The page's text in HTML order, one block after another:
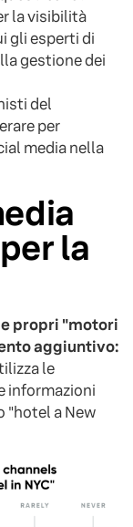
la visibilità
gli esperti di
gestione dei
del
per
media nella
la
propri "motori
aggiuntivo:
le
informazioni
"hotel a New